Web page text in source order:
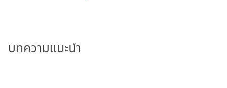
บทความแนะนำ